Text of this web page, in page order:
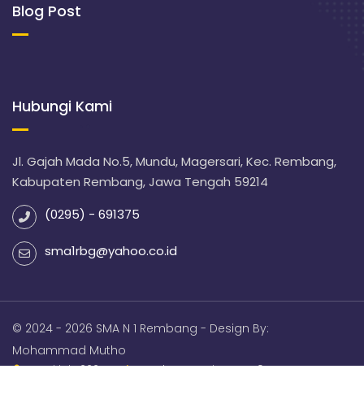
Blog Post
Hubungi Kami
Jl. Gajah Mada No.5, Mundu, Magersari, Kec. Rembang,
Kabupaten Rembang, Jawa Tengah 59214
(0295) - 691375
sma1rbg@yahoo.co.id
© 2024 - 2026 SMA N 1 Rembang - Design By:
Mohammad Mutho
Hari ini : 222
Total Pengunjung : 159414